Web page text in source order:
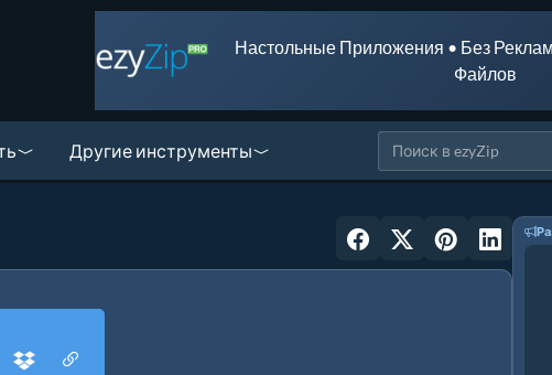
Настольные Приложения • Без
Файлов
Другие инструменты